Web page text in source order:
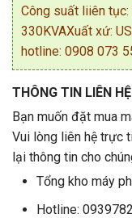
Công suất liiên
330KVAXuất xứ:
hotline: 0908 073
THÔNG TIN LIÊN
Bạn muốn đặt mua
Vui lòng liên hệ trực
lại thông tin cho
Tổng kho máy
Hotline: